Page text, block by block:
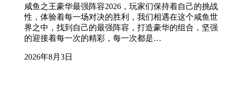
咸鱼之王豪华最强阵容2026，玩家们保持着自己的挑战
性，体验着每一场对决的胜利，我们相遇在这个咸鱼世
界之中，找到自己的最强阵容，打造豪华的组合，坚强
的迎接着每一次的精彩，每一次都是…
2026年8月3日